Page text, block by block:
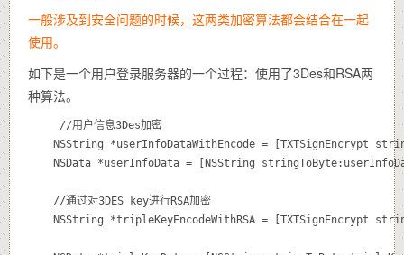
一般涉及到安全问题的时候，这两类加密算法都会结合在一起
使用。
如下是一个用户登录服务器的一个过程：使用了3Des和RSA两
种算法。
     //用户信息3Des加密
NSString *userInfoDataWithEncode = [TXTSignEncrypt
NSData *userInfoData = [NSString
    //通过对3DES key进行RSA加密
NSString *tripleKeyEncodeWithRSA = [TXTSignEncrypt